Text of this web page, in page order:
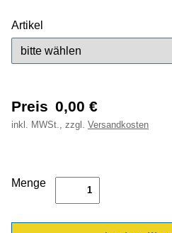
Artikel
Preis 0,00 €
inkl. MWSt., zzgl. Versandkosten
Menge